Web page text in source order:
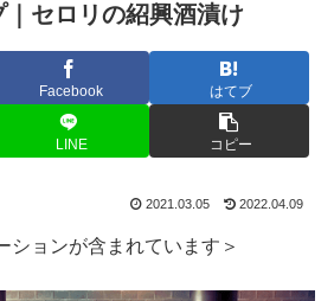
セロリの紹興酒漬け
Facebook はてブ
LINE コピー
2021.03.05 2022.04.09
ションが含まれています＞